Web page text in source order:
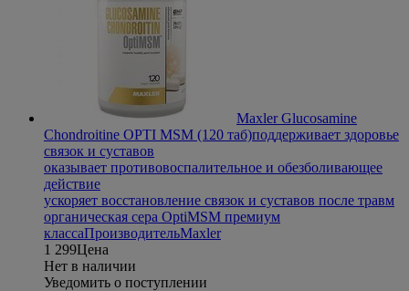
Maxler Glucosamine
Chondroitine OPTI MSM (120 таб)поддерживает здоровье
связок и суставов
оказывает противовоспалительное и обезболивающее
действие
ускоряет восстановление связок и суставов после травм
органическая сера OptiMSM премиум
классаПроизводительMaxler
1 299Цена
Нет в наличии
Уведомить о поступлении